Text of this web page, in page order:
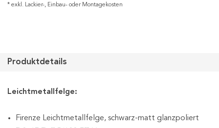
* exkl. Lackier-, Einbau- oder Montagekosten
Produktdetails
Leichtmetallfelge:
Firenze Leichtmetallfelge, schwarz-matt glanzpoliert